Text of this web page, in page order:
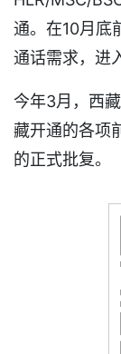
通。在10月底
通话需求，进
今年3月，西
藏开通的各项
的正式批复。